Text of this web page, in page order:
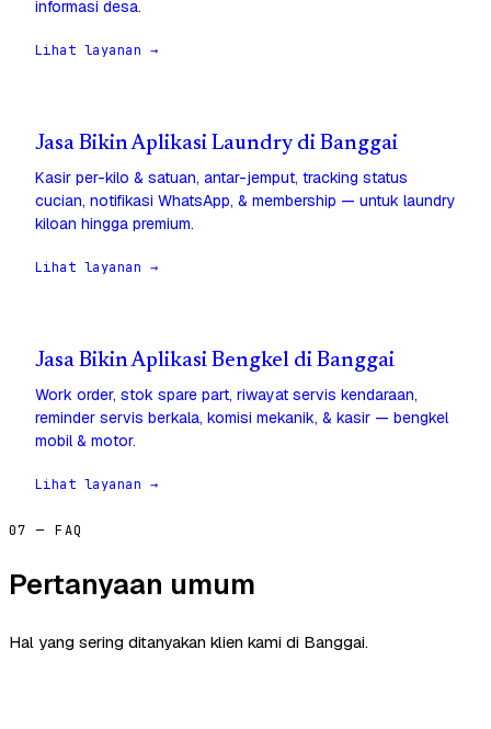
informasi desa.
Lihat layanan →
Jasa Bikin Aplikasi Laundry di Banggai
Kasir per-kilo & satuan, antar-jemput, tracking status
cucian, notifikasi WhatsApp, & membership — untuk laundry
kiloan hingga premium.
Lihat layanan →
Jasa Bikin Aplikasi Bengkel di Banggai
Work order, stok spare part, riwayat servis kendaraan,
reminder servis berkala, komisi mekanik, & kasir — bengkel
mobil & motor.
Lihat layanan →
07 — FAQ
Pertanyaan umum
Hal yang sering ditanyakan klien kami di Banggai.